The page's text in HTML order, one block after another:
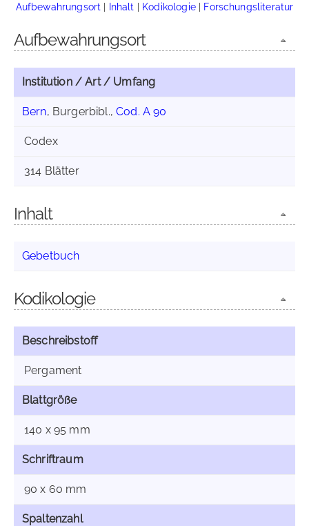
Aufbewahrungsort | Inhalt | Kodikologie| Forschungsliteratur
Aufbewahrungsort
Institution / Art / Umfang
Bern, Burgerbibl.,Cod. A 90
Codex
314 Blätter
Inhalt
Gebetbuch
Kodikologie
Beschreibstoff
Pergament
Blattgröße
140 x 95 mm
Schriftraum
90 x 60 mm
Spaltenzahl